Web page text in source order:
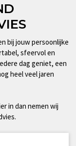
bij jouw persoonlijke
sfeervol en
dag geniet, een
heel veel jaren
in dan nemen wij